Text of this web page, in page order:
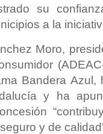
su
a la
Moro,
Bandera Azul,
y ha
y de